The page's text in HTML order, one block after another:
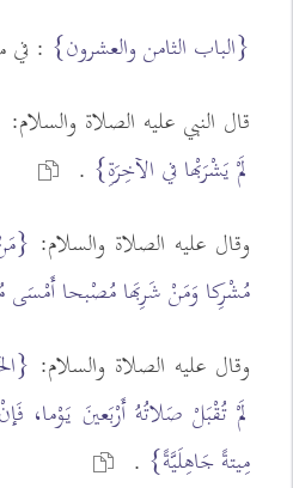
{الباب الثامن والعشرون} : في
قال النبي عليه الصلاة والسلام:
لَمْ يَشْرَبْها في الآخِرَةِ} .
وقال عليه الصلاة والسلام:
مُشْرِكا وَمَنْ شَرِبَها مُصْبحا
وقال عليه الصلاة والسلام:
لَمْ تُقْبَلْ صَلاتُهُ أَرْبَعينَ
مِيتةً جَاهِلَيَّةً} .